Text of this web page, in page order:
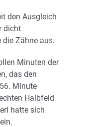
den Ausgleich
dicht
Zähne aus.
Minuten der
das den
Minute
Halbfeld
hatte sich